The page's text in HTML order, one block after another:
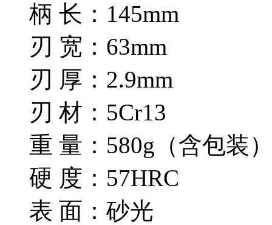
柄 长：145mm
刃 宽：63mm
刃 厚：2.9mm
刃 材：5Cr13
重 量：580g（含包装
硬 度：57HRC
表 面：砂光